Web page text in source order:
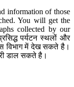
information of those
You will get the
collected by our
पर्यटन स्थलों और
विभाग में देख सकते है।
डाल सकते है।